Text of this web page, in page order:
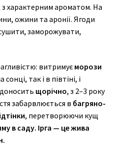
з характерним ароматом. На
ожини та аронії. Ягоди
заморожувати,
витримуєморози
так і в півтіні, і
щорічно, з 2–3 року
забарвлюється в багряно-
, перетворюючи кущ
в саду. Ірга — це жива